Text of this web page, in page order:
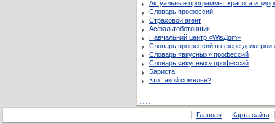
Актуальные программы: красота и
Словарь профессий
Страховой агент
Асфальтобетонщик
Навчальний центр «WisДom»
Словарь профессий в сфере
Словарь «вкусных» профессий
Словарь «вкусных» профессий
Бариста
Кто такой сомелье?
Главная Карта сайта